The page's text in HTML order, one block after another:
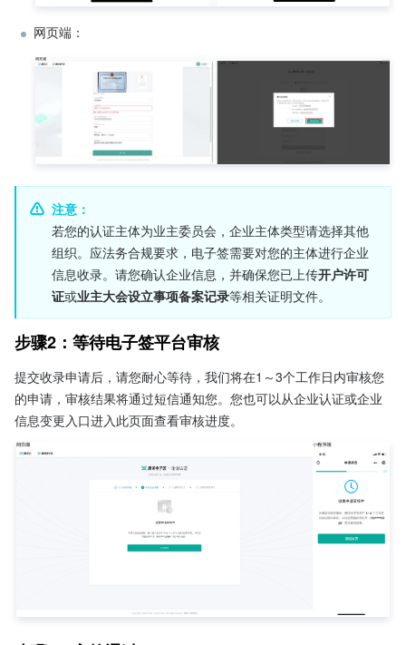
网页端：
注意：
若您的认证主体为业主委员会，企业主体类型请选择其他
组织。应法务合规要求，电子签需要对您的主体进行企业
信息收录。请您确认企业信息，并确保您已上传开户许可
证或业主大会设立事项备案记录等相关证明文件。
步骤2：等待电子签平台审核
提交收录申请后，请您耐心等待，我们将在1～3个工作日内审核您
的申请，审核结果将通过短信通知您。您也可以从企业认证或企业
信息变更入口进入此页面查看审核进度。